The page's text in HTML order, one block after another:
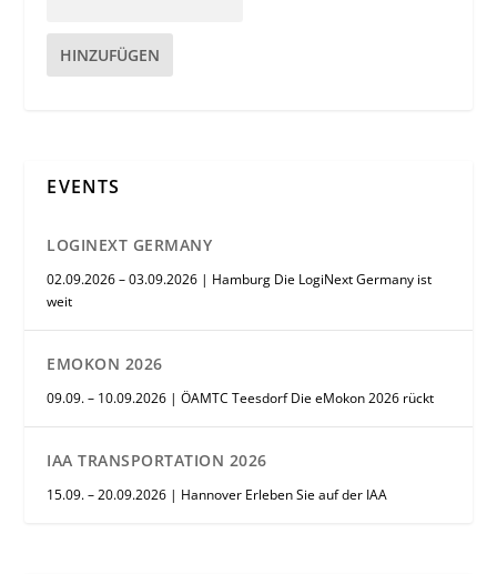
HINZUFÜGEN
EVENTS
LOGINEXT GERMANY
02.09.2026 – 03.09.2026 | Hamburg Die LogiNext Germany ist
weit
EMOKON 2026
09.09. – 10.09.2026 | ÖAMTC Teesdorf Die eMokon 2026 rückt
IAA TRANSPORTATION 2026
15.09. – 20.09.2026 | Hannover Erleben Sie auf der IAA